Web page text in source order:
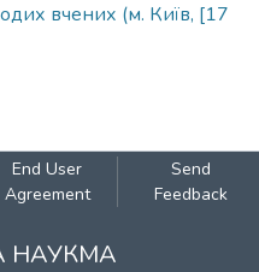
вчених (м. Київ, [17
End User
Agreement
Send
Feedback
НАУКМА